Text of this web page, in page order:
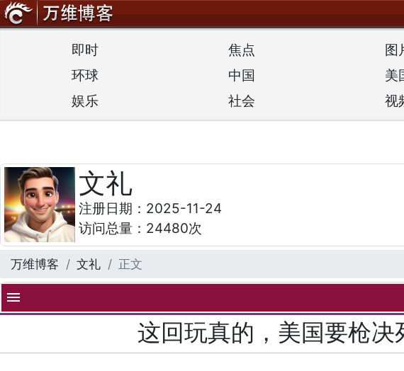
即时 焦点 图
环球
中国 美
娱乐
社会 视
文礼
注册日期：2025-11-24
访问总量：24480次
万维博客 文礼 正文
menu
这回玩真的，美国要枪决